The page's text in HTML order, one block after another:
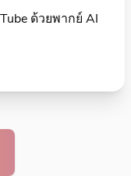
ด้วยพากย์ AI